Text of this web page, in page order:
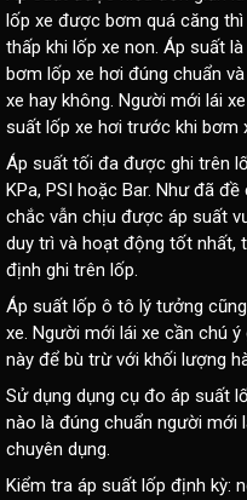
lốp xe được bơm quá căng
thấp khi lốp xe non. Áp suất
bơm lốp xe hơi đúng chuẩn
xe hay không. Người mới lái
suất lốp xe hơi trước khi bơm
Áp suất tối đa được ghi trên
KPa, PSI hoặc Bar. Như đã
chắc vẫn chịu được áp suất
duy trì và hoạt động tốt nhất,
định ghi trên lốp.
Áp suất lốp ô tô lý tưởng
xe. Người mới lái xe cần chú
này để bù trừ với khối lượng
Sử dụng dụng cụ đo áp suất
nào là đúng chuẩn người mới
chuyên dụng.
Kiểm tra áp suất lốp định kỳ: